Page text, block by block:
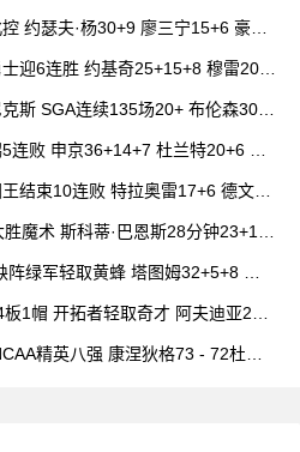
约瑟夫·杨30+9 廖三宁15+6 豪斯
迎6连胜 约基奇25+15+8 穆雷20+
斯 SGA连续135场20+ 布伦森30分
败 申京36+14+7 杜兰特20+6 锡
结束10连败 特拉奥雷17+6 德文·
魔术 斯科蒂·巴恩斯28分钟23+15
绿军轻取黄蜂 塔图姆32+5+8 普
1帽 开拓者轻取奇才 阿夫迪亚20+
精英八强 康涅狄格73 - 72杜克